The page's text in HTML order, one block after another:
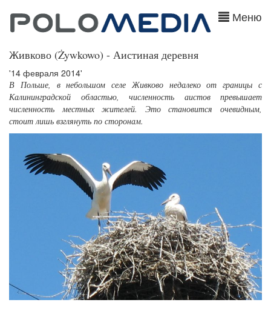
Меню
Живково (Żywkowo) - Аистиная деревня
'14 февраля 2014'
В Польше, в небольшом селе Живково недалеко от границы с
Калининградской областью, численность аистов превышает
численность местных жителей. Это становится очевидным,
стоит лишь взглянуть по сторонам.